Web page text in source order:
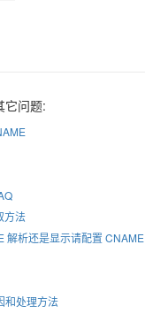
它问题:
方法
解析还是显示请配置 CNAME
和处理方法